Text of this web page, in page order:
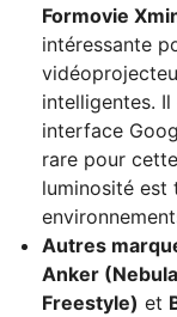
Formovie
intéressante
intelligentes.
interface
rare pour
luminosité est
Autres
Anker
Freestyle) et